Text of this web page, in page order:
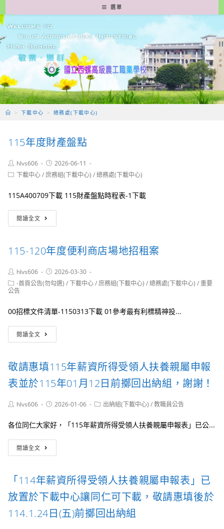
轉
至
要
容
選單
> 下載中心 > 總務處(下載中心)
115年度財產盤點
Post
author:
hlvs606
Post
published:
2026-06-11
Post下載中心/庶務組(下載中心) /總務處(下載中心)
115A400709下載 115財產盤點時程表-1下載
閱讀全文
年
產
點
115-120年度便利商店場地招租案
Post
author:
hlvs606
Post
published:
2026-03-30
Post
category:
-首頁公告(勿勾選) /下載中心/庶務組(下載中心) /總務處(下載中心) /重要
公告
00招標文件清單-1150313下載 01參考最有利標精神投...
閱讀全文
120
便
利
商
場
招
敬請惠填115年薪資所得受領人扶養親屬申報
表並於115年01月12日前擲回出納組，謝謝！
Posthlvs606
Post2026-01-06
Post出納組(下載中心) /教職員公告
各位同仁大家好，「115年薪資所得受領人扶養親屬申報表」已公...
閱讀全文
請
115
年
薪
資
所
「114年薪資所得受領人扶養親屬申報表」已
放置於下載中心讓同仁可下載，敬請惠填後於
114.1.24日(五)前擲回出納組